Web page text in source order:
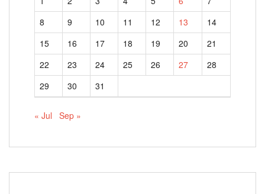
8
9 10 11 12 13
14
15
16 17 18 19 20
21
22
23 24 25 26 27
28
29
30 31
« Jul Sep »